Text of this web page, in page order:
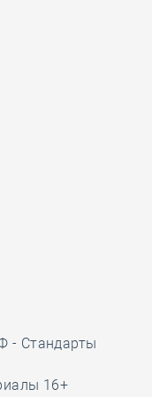
- Стандарты
16+